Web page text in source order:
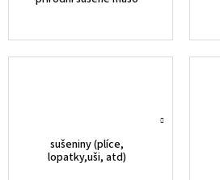
sušeniny (plíce,
lopatky,uši, atd)